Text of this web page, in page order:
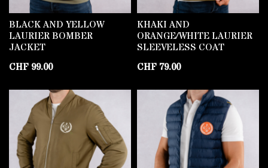
BLACK AND YELLOW
LAURIER BOMBER
JACKET
CHF 99.00
KHAKI AND
ORANGE/WHITE LAURIER
SLEEVELESS COAT
CHF 79.00